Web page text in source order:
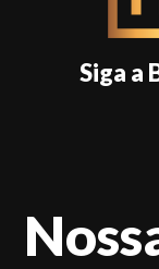
Siga a